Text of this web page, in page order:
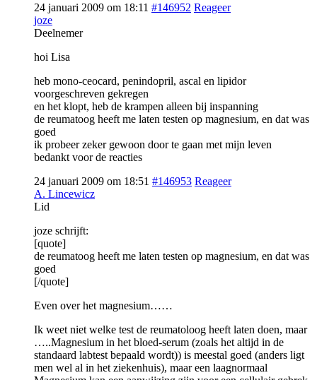
24 januari 2009 om 18:11 #146952 Reageer
joze
Deelnemer
hoi Lisa
heb mono-ceocard, penindopril, ascal en lipidor
voorgeschreven gekregen
en het klopt, heb de krampen alleen bij inspanning
de reumatoog heeft me laten testen op magnesium, en dat was
goed
ik probeer zeker gewoon door te gaan met mijn leven
bedankt voor de reacties
24 januari 2009 om 18:51 #146953 Reageer
A. Lincewicz
Lid
joze schrijft:
[quote]
de reumatoog heeft me laten testen op magnesium, en dat was
goed
[/quote]
Even over het magnesium……
Ik weet niet welke test de reumatoloog heeft laten doen, maar
…..Magnesium in het bloed-serum (zoals het altijd in de
standaard labtest bepaald wordt)) is meestal goed (anders ligt
men wel al in het ziekenhuis), maar een laagnormaal